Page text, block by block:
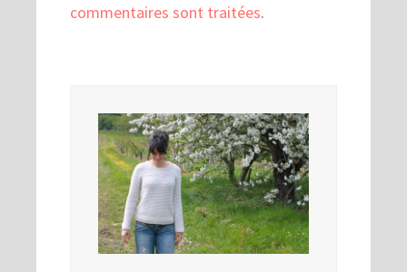
commentaires sont traitées.